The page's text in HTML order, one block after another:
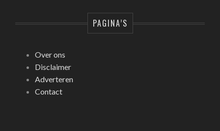
PAGINA’S
Over ons
Disclaimer
Adverteren
Contact